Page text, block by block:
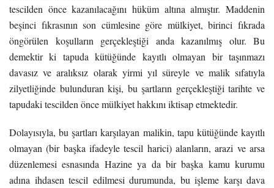
tescilden önce kazanılacağını hüküm altına almıştır. Maddenin
beşinci fıkrasının son cümlesine göre mülkiyet, birinci fıkrada
öngörülen koşulların gerçekleştiği anda kazanılmış olur. Bu
demektir ki tapuda kütüğünde kayıtlı olmayan bir taşınmazı
davasız ve aralıksız olarak yirmi yıl süreyle ve malik sıfatıyla
zilyetliğinde bulunduran kişi, bu şartların gerçekleştiği tarihte ve
tapudaki tescilden önce mülkiyet hakkını iktisap etmektedir.
Dolayısıyla, bu şartları karşılayan malikin, tapu kütüğünde kayıtlı
olmayan (bir başka ifadeyle tescil harici) alanların, arazi ve arsa
düzenlemesi esnasında Hazine ya da bir başka kamu kurumu
adına ihdasen tescil edilmesi durumunda, bu işleme karşı dava